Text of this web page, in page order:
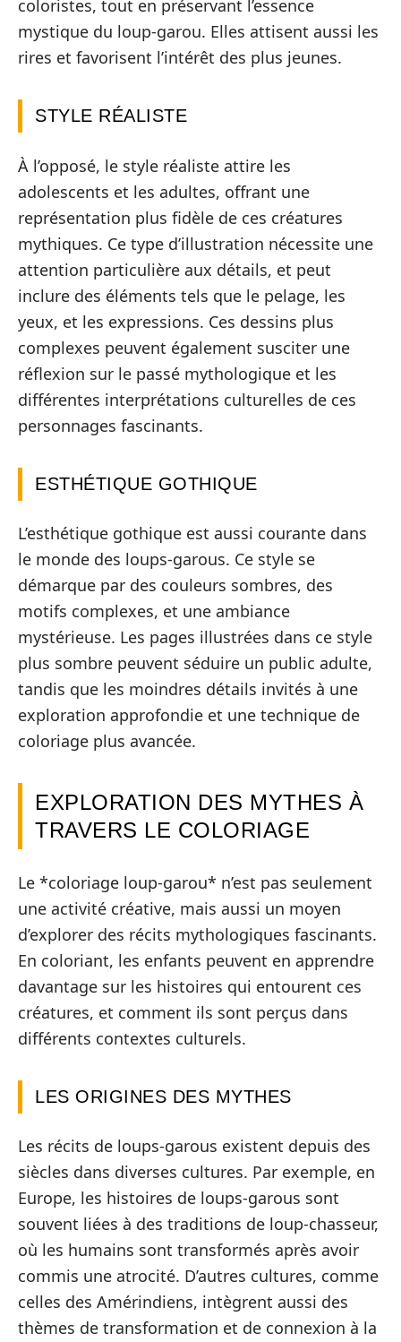
coloristes, tout en préservant l’essence
mystique du loup-garou. Elles attisent aussi les
rires et favorisent l’intérêt des plus jeunes.
STYLE RÉALISTE
À l’opposé, le style réaliste attire les
adolescents et les adultes, offrant une
représentation plus fidèle de ces créatures
mythiques. Ce type d’illustration nécessite une
attention particulière aux détails, et peut
inclure des éléments tels que le pelage, les
yeux, et les expressions. Ces dessins plus
complexes peuvent également susciter une
réflexion sur le passé mythologique et les
différentes interprétations culturelles de ces
personnages fascinants.
ESTHÉTIQUE GOTHIQUE
L’esthétique gothique est aussi courante dans
le monde des loups-garous. Ce style se
démarque par des couleurs sombres, des
motifs complexes, et une ambiance
mystérieuse. Les pages illustrées dans ce style
plus sombre peuvent séduire un public adulte,
tandis que les moindres détails invités à une
exploration approfondie et une technique de
coloriage plus avancée.
EXPLORATION DES MYTHES À
TRAVERS LE COLORIAGE
Le *coloriage loup-garou* n’est pas seulement
une activité créative, mais aussi un moyen
d’explorer des récits mythologiques fascinants.
En coloriant, les enfants peuvent en apprendre
davantage sur les histoires qui entourent ces
créatures, et comment ils sont perçus dans
différents contextes culturels.
LES ORIGINES DES MYTHES
Les récits de loups-garous existent depuis des
siècles dans diverses cultures. Par exemple, en
Europe, les histoires de loups-garous sont
souvent liées à des traditions de loup-chasseur,
où les humains sont transformés après avoir
commis une atrocité. D’autres cultures, comme
celles des Amérindiens, intègrent aussi des
thèmes de transformation et de connexion à la